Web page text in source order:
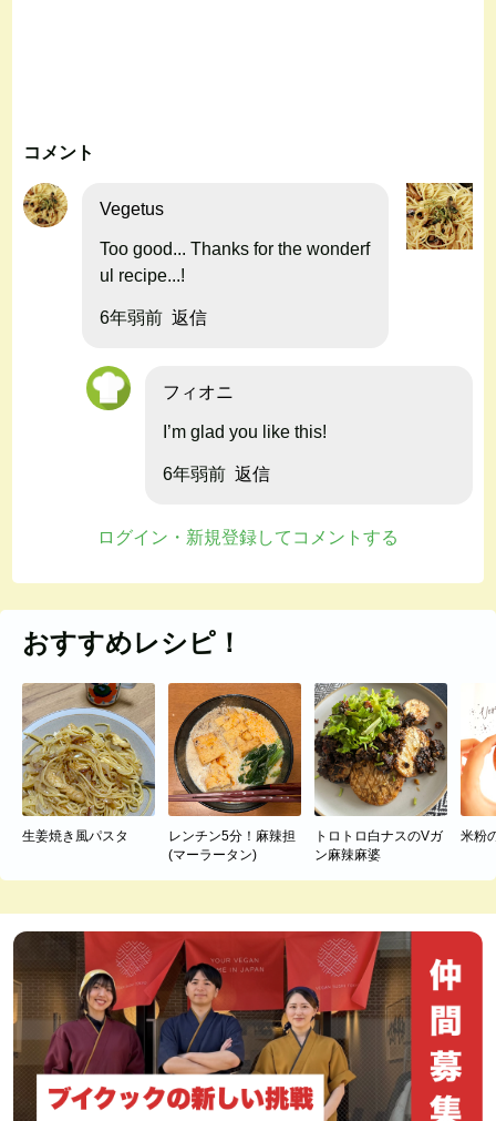
コメント
Vegetus
Too good... Thanks for the wonderf
ul recipe...!
6年弱前 返信
フィオニ
I’m glad you like this!
6年弱前 返信
ログイン・新規登録してコメントする
おすすめレシピ！
生姜焼き風パスタ
レンチン5分！麻辣担
(マーラータン)
トロトロ白ナスのVガ
ン麻辣麻婆
米粉